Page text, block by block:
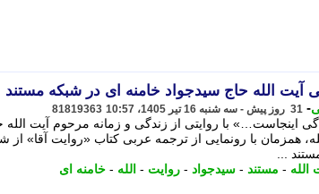
آیت الله حاج سیدجواد خامنه ای در شبکه مستند
- 31 روز پیش - سه شنبه 16 تیر 1405، 10:57 81819363
اینجاست…» با روایتی از زندگی و زمانه مرحوم آیت الله
همزمان با رونمایی از ترجمه عربی کتاب «روایت آقا» از
...
الله - مستند - سیدجواد - روایت - الله - خامنه ای